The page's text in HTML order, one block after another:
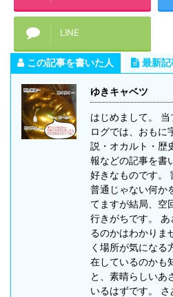
LINE
この記事を書いた人 最新記
ゆきキャベツ
はじめまして。
ログでは、おもに
説・オカルト・歴
報などの記事を書
好きなものです。
普通じゃない何か
てますが結局、空
行きがちです。
るのかはわかりま
く場所が気になる
在しているのかも
と、素晴らしいあ
いるはずです。